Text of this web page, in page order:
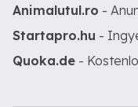
Animalutul.ro -
Startapro.hu -
Quoka.de -